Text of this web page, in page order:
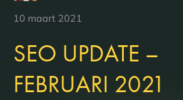
10 maart 2021
SEO UPDATE –
FEBRUARI 2021